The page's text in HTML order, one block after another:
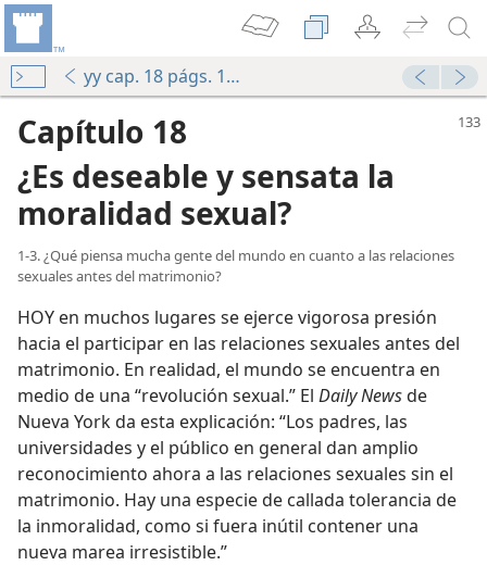
yy cap. 18 págs. 133-141
Capítulo 18
¿Es deseable y sensata la
moralidad sexual?
1-3. ¿Qué piensa mucha gente del mundo en cuanto a las relaciones
sexuales antes del matrimonio?
HOY en muchos lugares se ejerce vigorosa presión
hacia el participar en las relaciones sexuales antes del
matrimonio. En realidad, el mundo se encuentra en
medio de una “revolución sexual.” El Daily Newsde
Nueva York da esta explicación: “Los padres, las
universidades y el público en general dan amplio
reconocimiento ahora a las relaciones sexuales sin el
matrimonio. Hay una especie de callada tolerancia de
la inmoralidad, como si fuera inútil contener una
nueva marea irresistible.”